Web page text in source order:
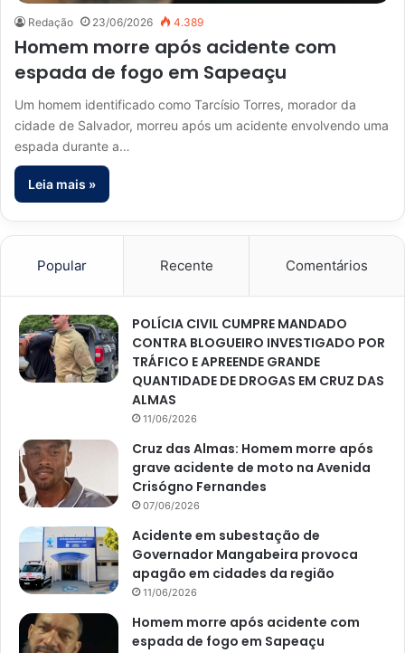
Redação 23/06/2026 4.389
Homem morre após acidente com
espada de fogo em Sapeaçu
Um homem identificado como Tarcísio Torres, morador da
cidade de Salvador, morreu após um acidente envolvendo uma
espada durante a…
Leia mais »
Popular Recente Comentários
POLÍCIA CIVIL CUMPRE MANDADO
CONTRA BLOGUEIRO INVESTIGADO POR
TRÁFICO E APREENDE GRANDE
QUANTIDADE DE DROGAS EM CRUZ DAS
ALMAS
11/06/2026
Cruz das Almas: Homem morre após
grave acidente de moto na Avenida
Crisógno Fernandes
07/06/2026
Acidente em subestação de
Governador Mangabeira provoca
apagão em cidades da região
11/06/2026
Homem morre após acidente com
espada de fogo em Sapeaçu